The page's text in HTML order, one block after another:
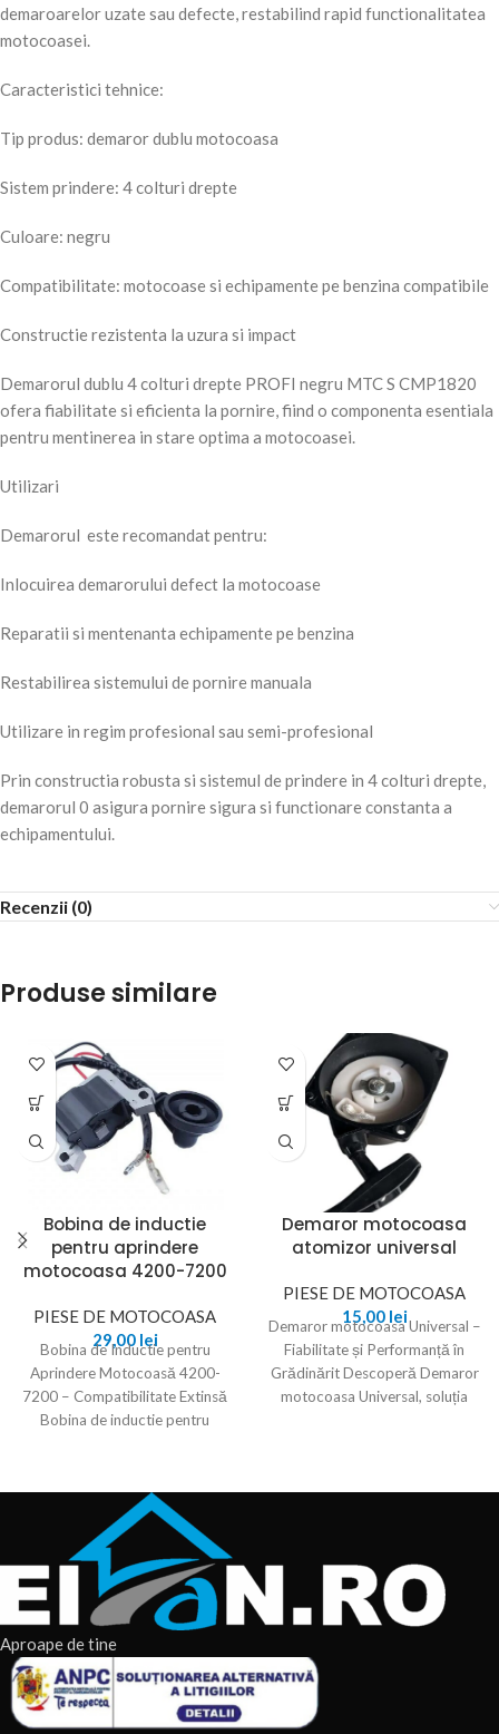
demaroarelor uzate sau defecte, restabilind rapid functionalitatea
motocoasei.
Caracteristici tehnice:
Tip produs: demaror dublu motocoasa
Sistem prindere: 4 colturi drepte
Culoare: negru
Compatibilitate: motocoase si echipamente pe benzina compatibile
Constructie rezistenta la uzura si impact
Demarorul dublu 4 colturi drepte PROFI negru MTC S CMP1820
ofera fiabilitate si eficienta la pornire, fiind o componenta esentiala
pentru mentinerea in stare optima a motocoasei.
Utilizari
Demarorul este recomandat pentru:
Inlocuirea demarorului defect la motocoase
Reparatii si mentenanta echipamente pe benzina
Restabilirea sistemului de pornire manuala
Utilizare in regim profesional sau semi-profesional
Prin constructia robusta si sistemul de prindere in 4 colturi drepte,
demarorul 0 asigura pornire sigura si functionare constanta a
echipamentului.
Recenzii (0)
Produse similare
Bobina de inductie
pentru aprindere
motocoasa 4200-7200
PIESE DE MOTOCOASA
29,00 lei
Bobina de Inductie pentru
Aprindere Motocoasă 4200-
7200 – Compatibilitate Extinsă
Bobina de inductie pentru
Demaror motocoasa
atomizor universal
PIESE DE MOTOCOASA
15,00 lei
Demaror motocoasa Universal –
Fiabilitate și Performanță în
Grădinărit Descoperă Demaror
motocoasa Universal, soluția
Aproape de tine